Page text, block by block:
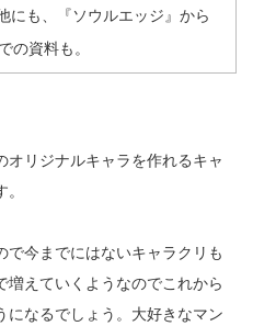
にも、『ソウルエッジ』から
の資料も。
オリジナルキャラを作れるキャ
今までにはないキャラクリも
えていくようなのでこれから
になるでしょう。大好きなマン